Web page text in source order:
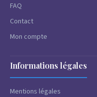
FAQ
Contact
Mon compte
Informations légales
Mentions légales